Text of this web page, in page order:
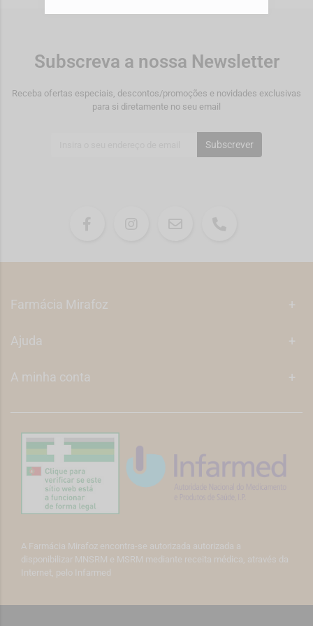
Subscreva a nossa Newsletter
Receba ofertas especiais, descontos/promoções e novidades exclusivas
para si diretamente no seu email
Subscrever
Farmácia Mirafoz +
Ajuda +
A minha conta +
A Farmácia Mirafoz encontra-se autorizada autorizada a
disponibilizar MNSRM e MSRM mediante receita médica, através da
Internet, pelo Infarmed